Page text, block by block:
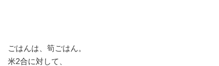
ごはんは、筍ごはん。
米2合に対して、